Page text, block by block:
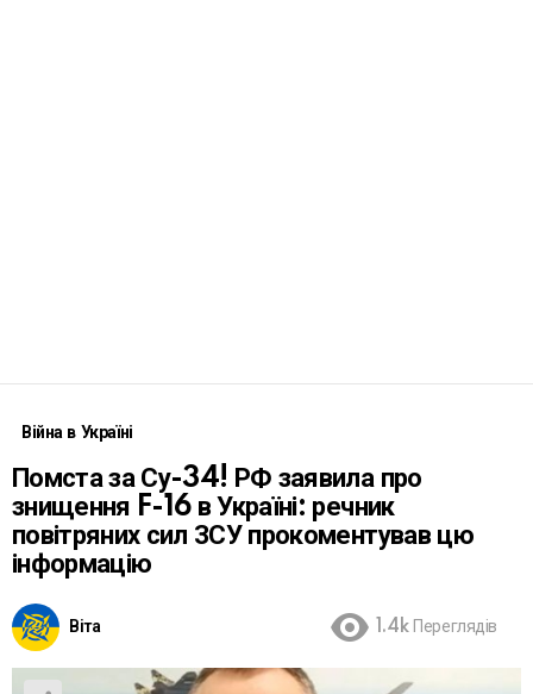
Війна в Україні
Помста за Су-34! РФ заявила про
знищення F-16 в Україні: речник
повітряних сил ЗСУ прокоментував цю
інформацію
Віта 1.4k Переглядів